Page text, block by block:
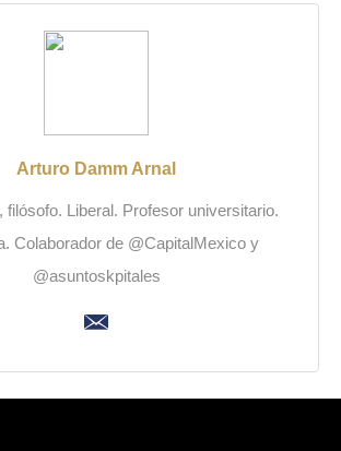
Arturo Damm Arnal
filósofo. Liberal. Profesor universitario.
Colaborador de @CapitalMexico y
@asuntoskpitales